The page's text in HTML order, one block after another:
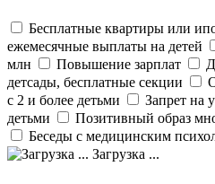
Бесплатные квартиры или
ежемесячные выплаты на детей
млн
Повышение зарплат
детсады, бесплатные секции
с 2 и более детьми
Запрет на
детьми
Позитивный образ
Беседы с медицинским
Загрузка ...